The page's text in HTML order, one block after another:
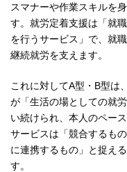
スマナーや作業スキルを
す。就労定着支援は「就
を行うサービス」で、就
継続就労を支えます。
これに対してA型・B型は
が「生活の場としての就
い続けられ、本人のペー
サービスは「競合するも
に連携するもの」と捉え
す。